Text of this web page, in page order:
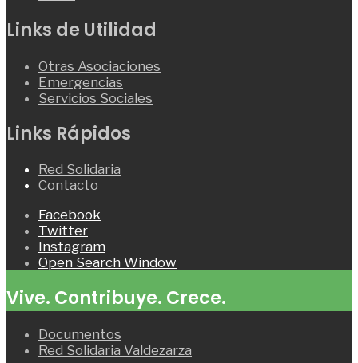
Links de Utilidad
Otras Asociaciones
Emergencias
Servicios Sociales
Links Rápidos
Red Solidaria
Contacto
Facebook
Twitter
Instagram
Open Search Window
Vive. Contribuye. Crece.
Documentos
Red Solidaria Valdezarza